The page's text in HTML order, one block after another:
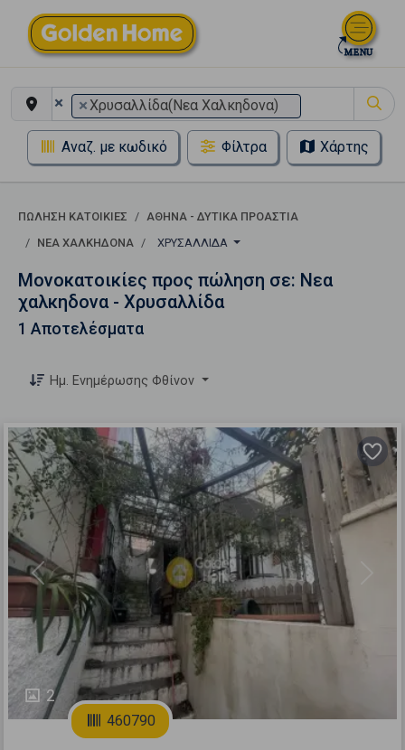
× ×Χρυσαλλίδα(Νεα Χαλκηδονα)
Αναζ. με κωδικό Φίλτρα Χάρτης
ΠΏΛΗΣΗ ΚΑΤΟΙΚΊΕΣ
ΑΘΗΝΑ - ΔΥΤΙΚΑ ΠΡΟΑΣΤΙΑ
ΝΕΑ ΧΑΛΚΗΔΟΝΑ
ΧΡΥΣΑΛΛΊΔΑ
Μονοκατοικίες προς πώληση σε: Νεα
χαλκηδονα - Χρυσαλλίδα
1 Αποτελέσματα
Ημ. Ενημέρωσης Φθίνον
2
Previous
460790